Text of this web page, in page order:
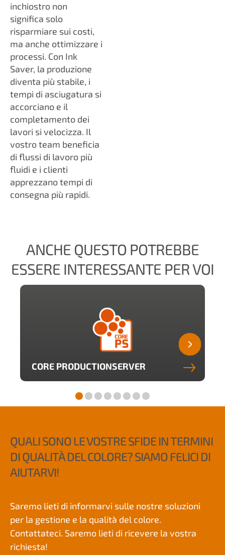
inchiostro non
significa solo
risparmiare sui costi,
ma anche ottimizzare i
processi. Con Ink
Saver, la produzione
diventa più stabile, i
tempi di asciugatura si
accorciano e il
completamento dei
lavori si velocizza. Il
vostro team beneficia
di flussi di lavoro più
fluidi e i clienti
apprezzano tempi di
consegna più rapidi.
ANCHE QUESTO POTREBBE
ESSERE INTERESSANTE PER VOI
CORE PRODUCTIONSERVER
QUALI SONO LE VOSTRE SFIDE IN TERMINI
DI QUALITÀ DEL COLORE? SIAMO FELICI DI
AIUTARVI!
Saremo lieti di informarvi sulle nostre soluzioni
per la gestione e la qualità del colore.
Contattateci. Saremo lieti di ricevere la vostra
richiesta!